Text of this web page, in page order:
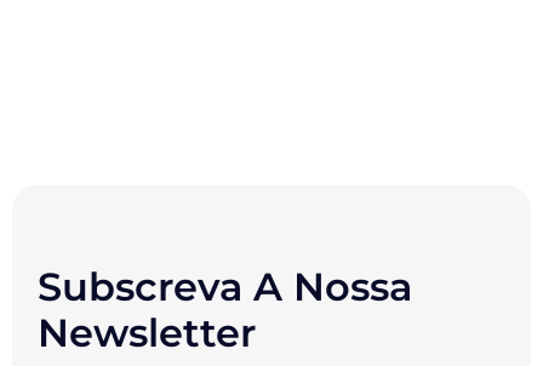
Subscreva A Nossa
Newsletter